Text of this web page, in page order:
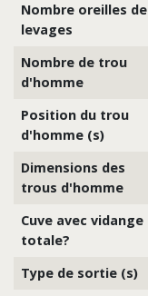
Nombre oreilles de
levages
Nombre de trou
d'homme
Position du trou
d'homme (s)
Dimensions des
trous d'homme
Cuve avec vidange
totale?
Type de sortie (s)